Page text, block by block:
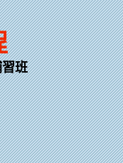
班